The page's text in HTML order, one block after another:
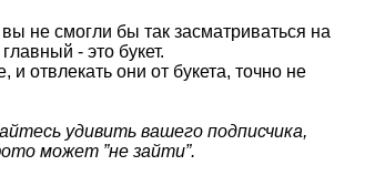
не смогли бы так засматриваться на
- это букет.
и отвлекать они от букета, точно не
удивить вашего подписчика,
может ”не зайти”.